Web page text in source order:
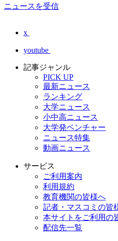
ニュースを受信
x
youtube
記事ジャンル
PICK UP
最新ニュース
ランキング
大学ニュース
小中高ニュース
大学発ベンチャー
ニュース特集
動画ニュース
サービス
ご利用案内
利用規約
教育機関の皆様へ
記者・マスコミの皆
本サイトをご利用の
配信先一覧